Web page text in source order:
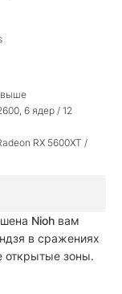
выше
6 ядер / 12
RX 5600XT /
Nioh вам
в сражениях
открытые зоны.